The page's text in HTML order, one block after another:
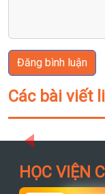
Đăng bình luận
Các bài viết
Previous
HỌC VIỆN